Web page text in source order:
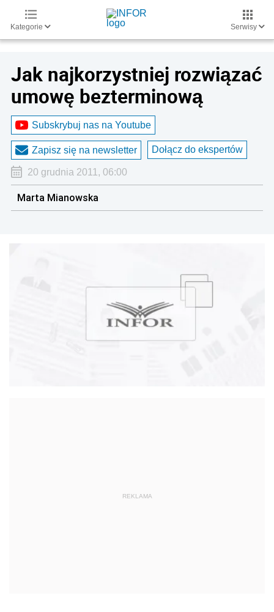
Kategorie Serwisy
Jak najkorzystniej rozwiązać
umowę bezterminową
Subskrybuj nas na Youtube
Zapisz się na newsletter Dołącz do ekspertów
20 grudnia 2011, 06:00
Marta Mianowska